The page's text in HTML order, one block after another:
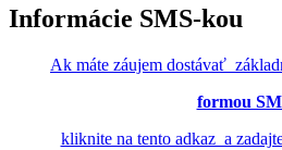
Informácie SMS-kou
Ak máte záujem dostávať
formou
kliknite na tento adkaz a